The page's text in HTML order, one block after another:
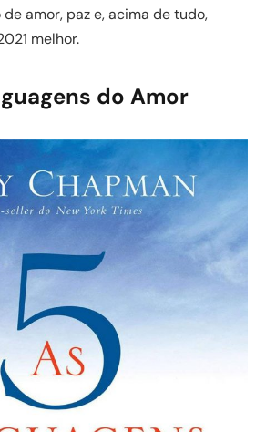
amor, paz e, acima de tudo,
melhor.
do Amor